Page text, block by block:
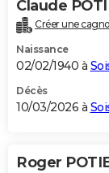
Claude
Créer une
Naissance
02/02/1940 à
Décès
10/03/2026 à
Roger